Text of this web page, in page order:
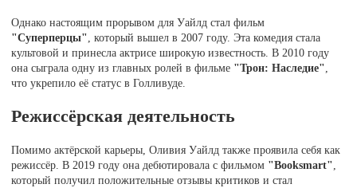
Однако настоящим прорывом для Уайлд стал фильм
"Суперперцы", который вышел в 2007 году. Эта комедия стала
культовой и принесла актрисе широкую известность. В 2010 году
она сыграла одну из главных ролей в фильме "Трон: Наследие",
что укрепило её статус в Голливуде.
Режиссёрская деятельность
Помимо актёрской карьеры, Оливия Уайлд также проявила себя как
режиссёр. В 2019 году она дебютировала с фильмом "Booksmart",
который получил положительные отзывы критиков и стал